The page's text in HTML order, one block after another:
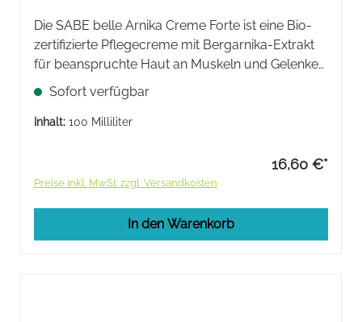
Die SABE belle Arnika Creme Forte ist eine Bio-
zertifizierte Pflegecreme mit Bergarnika-Extrakt
für beanspruchte Haut an Muskeln und Gelenken.
Ideal nach dem Sport, nach längerem Gehen
oder nach körperlicher Arbeit. Zieht rasch ein.
Sofort verfügbar
Inhalt: 100 Milliliter
16,60 €*
Preise inkl. MwSt. zzgl. Versandkosten
In den Warenkorb